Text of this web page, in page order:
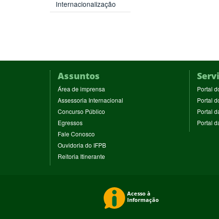
Internacionalização
Assuntos
Área de imprensa
em
nova
Assessoria Internacional
Concurso Público
Egressos(abre
nova
janela)
Fale Conosco
em
nova
janela)
Ouvidoria do IFPB(abre
Reitoria Itinerante(abre
Portal
Portal
Portal
Portal